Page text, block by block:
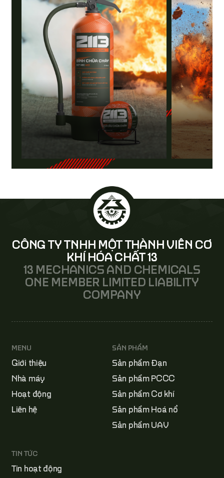
CÔNG TY TNHH MỘT THÀNH VIÊN CƠ
KHÍ HÓA CHẤT 13
13 MECHANICS AND CHEMICALS
ONE MEMBER LIMITED LIABILITY
COMPANY
MENU
Giới thiệu
Nhà máy
Hoạt động
Liên hệ
SẢN PHẨM
Sản phẩm Đạn
Sản phẩm PCCC
Sản phẩm Cơ khí
Sản phẩm Hoá nổ
Sản phẩm UAV
TIN TỨC
Tin hoạt động